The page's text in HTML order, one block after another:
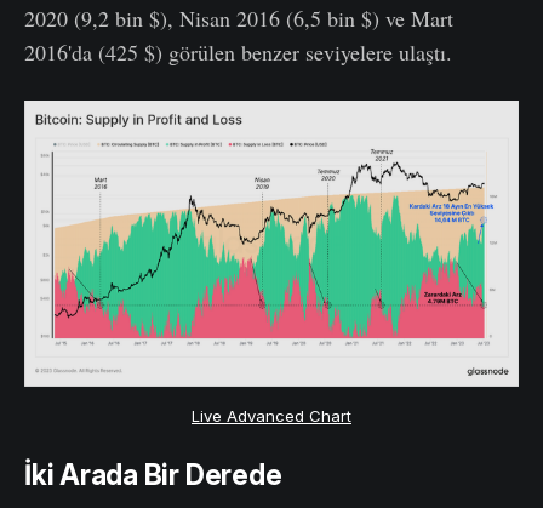
2020 (9,2 bin $), Nisan 2016 (6,5 bin $) ve Mart
2016'da (425 $) görülen benzer seviyelere ulaştı.
Live Advanced Chart
İki Arada Bir Derede